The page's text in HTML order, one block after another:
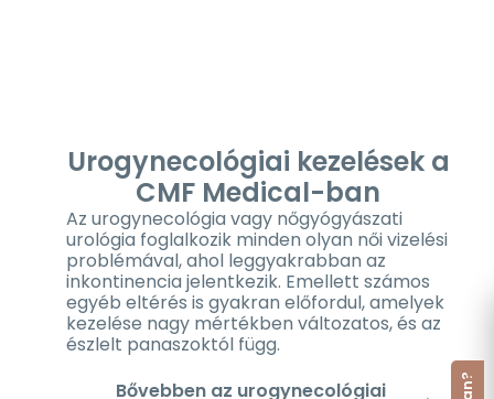
Urogynecológiai kezelések a
CMF Medical-ban
Az urogynecológia vagy nőgyógyászati
urológia foglalkozik minden olyan női vizelési
problémával, ahol leggyakrabban az
inkontinencia jelentkezik. Emellett számos
egyéb eltérés is gyakran előfordul, amelyek
kezelése nagy mértékben változatos, és az
észlelt panaszoktól függ.
Bővebben az urogynecológiai